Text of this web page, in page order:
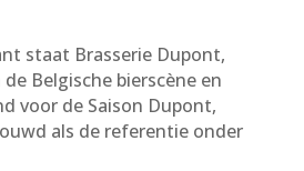
staat Brasserie Dupont,
Belgische bierscène en
voor de Saison Dupont,
als de referentie onder